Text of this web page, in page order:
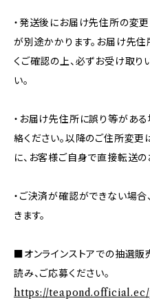
・発送後にお届け先住所の変
が別途かかります。お届け先
くご確認の上、必ずお受け取
い。
・お届け先住所に誤り等がある
絡ください。以降のご住所変更
に、お客様ご自身で直接転送の
・ご決済が確認ができない場合
きます。
■オンラインストアでの抽選販
読み、ご応募ください。
https://